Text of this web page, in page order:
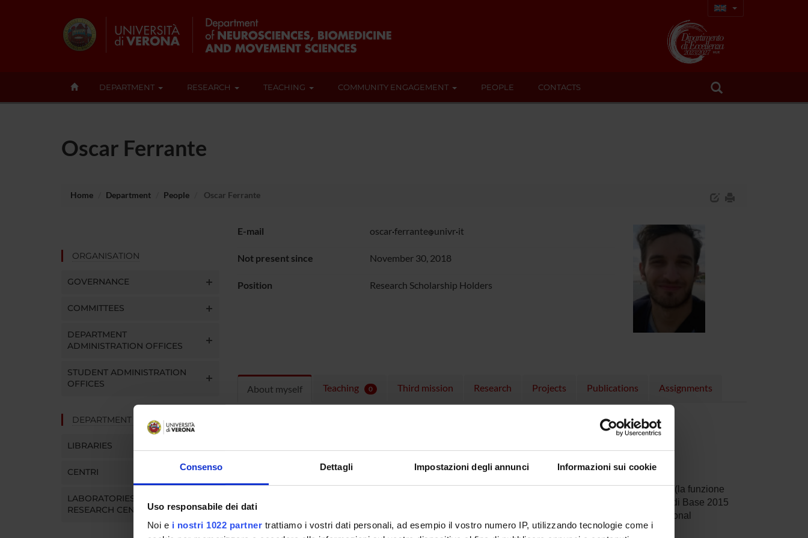
Consenso Dettagli Impostazioni degli annunci Informazioni sui cookie
Uso responsabile dei dati
Noi e i nostri 1022 partner trattiamo i vostri dati personali, ad esempio il vostro numero IP, utilizzando tecnologie come i
DEPARTMENT RESEARCH TEACHING COMMUNITY ENGAGEMENT PEOPLE CONTACTS
Oscar Ferrante
Home Department People Oscar Ferrante
ORGANISATION
GOVERNANCE
COMMITTEES
DEPARTMENT
ADMINISTRATION OFFICES
STUDENT ADMINISTRATION
OFFICES
DEPARTMENT FACILITIES
LIBRARIES
CENTRI
LABORATORIES AND
RESEARCH CENTRES
E-mail oscar ferrante univr it
Not present since November 30, 2018
Position Research Scholarship Holders
About myself Teaching 0 Third mission Research Projects Publications Assignments
Titolo AdR: “Studio dei correlati comportamentali e delle basi nervose della soppressione dei distrattori (la funzione
attenzionale che rende capaci di resistere alla distrazione)” finanziato nell’ambito del progetto Ricerca di Base 2015
“Analisi sistematica dei meccanismi attenzionali per la percezione – Comprehensive analysis of Attentional
Mechanisms for Perception” CUP B32F15000700001.